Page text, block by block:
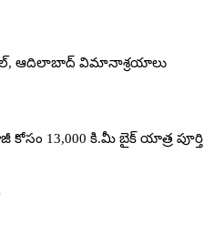
ఆదిలాబాద్ విమానాశ్రయాలు
కోసం 13,000 కి.మీ బైక్ యాత్ర పూర్తి